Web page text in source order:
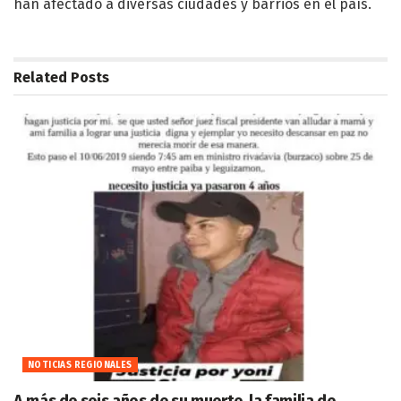
han afectado a diversas ciudades y barrios en el país.
Related Posts
NOTICIAS REGIONALES